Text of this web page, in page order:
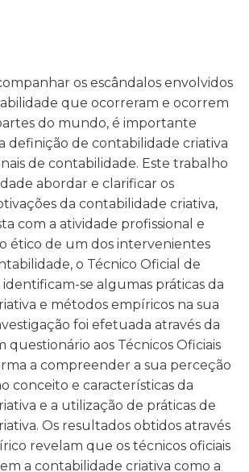
os escândalos envolvidos
que ocorreram e ocorrem
do mundo, é importante
definição de contabilidade criativa
de contabilidade. Este trabalho
abordar e clarificar os
da contabilidade criativa,
com a atividade profissional e
ético de um dos intervenientes
o Técnico Oficial de
identificam-se algumas práticas da
e métodos empíricos na sua
foi efetuada através da
questionário aos Técnicos Oficiais
a compreender a sua perceção
conceito e características da
e a utilização de práticas de
Os resultados obtidos através
revelam que os técnicos oficiais
a contabilidade criativa como a